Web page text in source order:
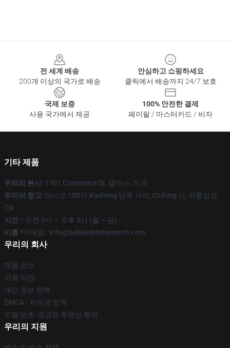
전 세계 배송
200개 이상의 국가로 배송
안심하고 쇼핑하세요
클릭에서 배송까지 24/7 보호
국제 보증
사용 국가에서 제공
100% 안전한 결제
페이팔 / 마스터카드 / 비자
기타 제품
우리의 본사: 1701 Commerce St, 댈러스, 미국
우리의 창고: 아니오 108의 Xusheng 남쪽 거리, Chifeng 시, 허룽장성,
CN
시간 :: 오전 9시 ~ 오후 5시 (월 ~ 금)
이름 *이메일 : info@belledelphinemerch.com
우리의 회사
제품 정보
이용 약관
개인 정보 정책
DMCA - 저작권 정책
모델 번호: 공급망 투명성 행위
우리의 지원